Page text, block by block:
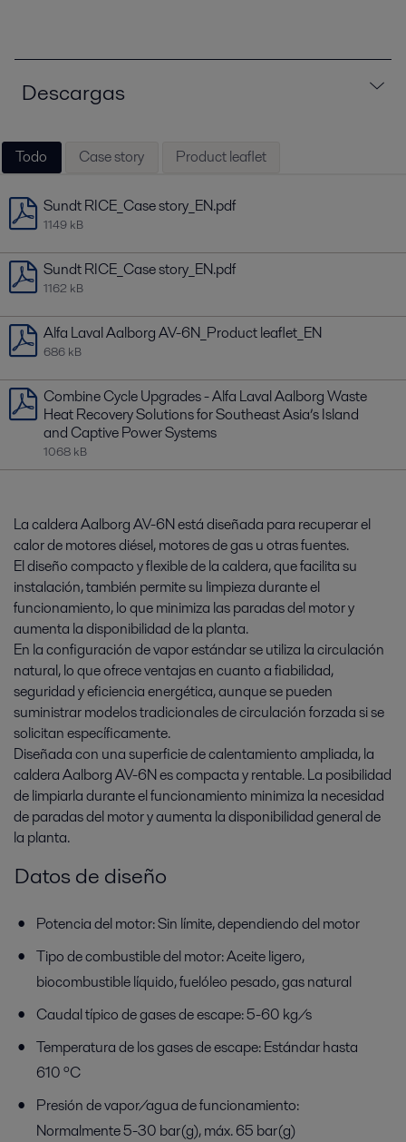
Descargas
Todo Case story Product leaflet
Sundt RICE_Case story_EN.pdf
1149 kB
Sundt RICE_Case story_EN.pdf
1162 kB
Alfa Laval Aalborg AV-6N_Product leaflet_EN
686 kB
Combine Cycle Upgrades - Alfa Laval Aalborg Waste
Heat Recovery Solutions for Southeast Asia’s Island
and Captive Power Systems
1068 kB
La caldera Aalborg AV-6N está diseñada para recuperar el
calor de motores diésel, motores de gas u otras fuentes.
El diseño compacto y flexible de la caldera, que facilita su
instalación, también permite su limpieza durante el
funcionamiento, lo que minimiza las paradas del motor y
aumenta la disponibilidad de la planta.
En la configuración de vapor estándar se utiliza la circulación
natural, lo que ofrece ventajas en cuanto a fiabilidad,
seguridad y eficiencia energética, aunque se pueden
suministrar modelos tradicionales de circulación forzada si se
solicitan específicamente.
Diseñada con una superficie de calentamiento ampliada, la
caldera Aalborg AV-6N es compacta y rentable. La posibilidad
de limpiarla durante el funcionamiento minimiza la necesidad
de paradas del motor y aumenta la disponibilidad general de
la planta.
Datos de diseño
Potencia del motor: Sin límite, dependiendo del motor
Tipo de combustible del motor: Aceite ligero,
biocombustible líquido, fuelóleo pesado, gas natural
Caudal típico de gases de escape: 5-60 kg/s
Temperatura de los gases de escape: Estándar hasta
610 ºC
Presión de vapor/agua de funcionamiento:
Normalmente 5-30 bar(g), máx. 65 bar(g)